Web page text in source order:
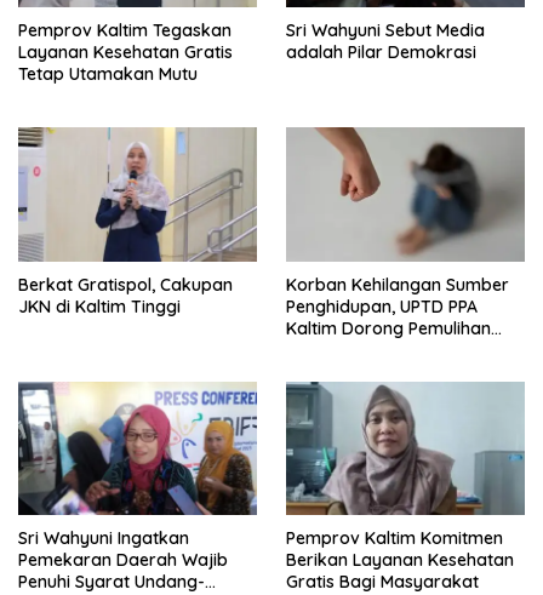
Pemprov Kaltim Tegaskan
Layanan Kesehatan Gratis
Tetap Utamakan Mutu
Sri Wahyuni Sebut Media
adalah Pilar Demokrasi
Berkat Gratispol, Cakupan
JKN di Kaltim Tinggi
Korban Kehilangan Sumber
Penghidupan, UPTD PPA
Kaltim Dorong Pemulihan
Sri Wahyuni Ingatkan
Pemekaran Daerah Wajib
Penuhi Syarat Undang-
Pemprov Kaltim Komitmen
Berikan Layanan Kesehatan
Gratis Bagi Masyarakat